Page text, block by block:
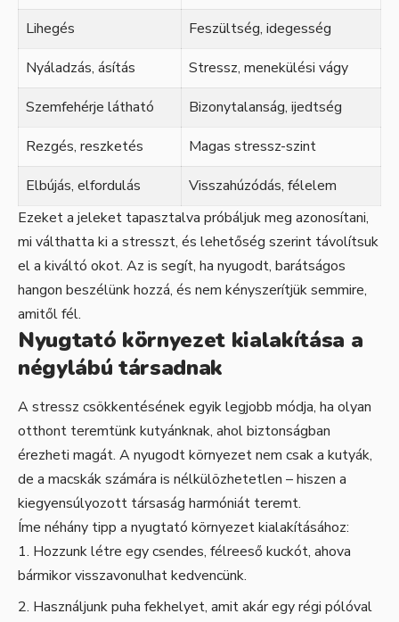
Lihegés
Feszültség, idegesség
Nyáladzás, ásítás
Stressz, menekülési vágy
Szemfehérje látható
Bizonytalanság, ijedtség
Rezgés, reszketés
Magas stressz-szint
Elbújás, elfordulás
Visszahúzódás, félelem
Ezeket a jeleket tapasztalva próbáljuk meg azonosítani,
mi válthatta ki a stresszt, és lehetőség szerint távolítsuk
el a kiváltó okot. Az is segít, ha nyugodt, barátságos
hangon beszélünk hozzá, és nem kényszerítjük semmire,
amitől fél.
Nyugtató környezet kialakítása a
négylábú társadnak
A stressz csökkentésének egyik legjobb módja, ha olyan
otthont teremtünk kutyánknak, ahol biztonságban
érezheti magát. A nyugodt környezet nem csak a kutyák,
de a macskák számára is nélkülözhetetlen – hiszen a
kiegyensúlyozott társaság harmóniát teremt.
Íme néhány tipp a nyugtató környezet kialakításához:
Hozzunk létre egy csendes, félreeső kuckót, ahova
bármikor visszavonulhat kedvencünk.
Használjunk puha fekhelyet, amit akár egy régi pólóval